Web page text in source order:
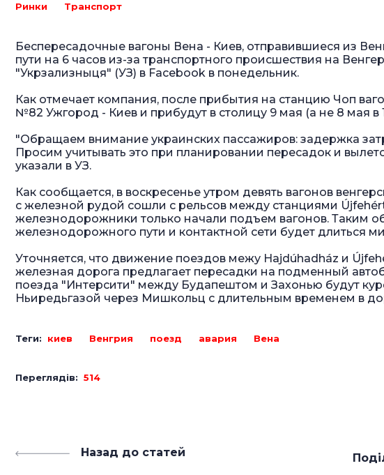
Ринки Транспорт
Беспересадочные вагоны Вена - Киев, отправившиеся из
пути на 6 часов из-за транспортного происшествия на
"Укрзализныця" (УЗ) в Facеbook в понедельник.
Как отмечает компания, после прибытия на станцию Чоп
№82 Ужгород - Киев и прибудут в столицу 9 мая (а не 8 мая в
"Обращаем внимание украинских пассажиров: задержка
Просим учитывать это при планировании пересадок и
указали в УЗ.
Как сообщается, в воскресенье утром девять вагонов
с железной рудой сошли с рельсов между станциями
железнодорожники только начали подъем вагонов. Таким
железнодорожного пути и контактной сети будет длиться
Уточняется, что движение поездов межу Hajdúhadház и
железная дорога предлагает пересадки на подменный
поезда "Интерсити" между Будапештом и Захонью будут
Ньиредьгазой через Мишкольц с длительным временем в
Теги: киев Венгрия поезд авария Вена
Переглядів: 514
Назад до статей